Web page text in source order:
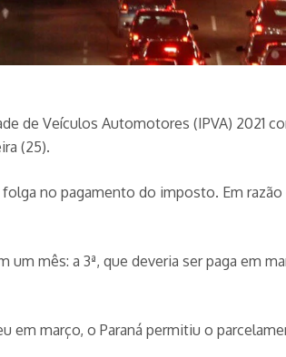
de Veículos Automotores (IPVA) 2021
(25).
no pagamento do imposto. Em
mês: a 3ª, que deveria ser paga em
em março, o Paraná permitiu o